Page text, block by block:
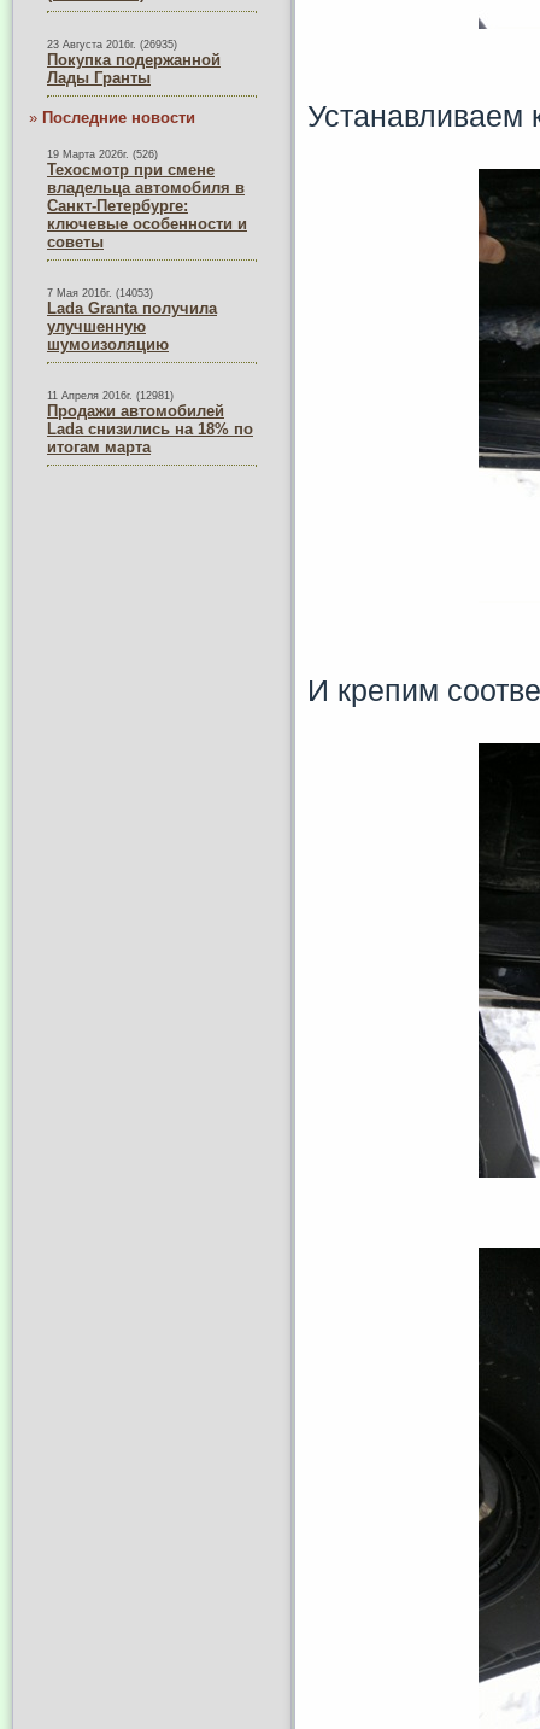
23 Августа 2016г. (26935)
Покупка подержанной
Лады Гранты
» Последние новости
19 Марта 2026г. (526)
Техосмотр при смене
владельца автомобиля в
Санкт-Петербурге:
ключевые особенности и
советы
7 Мая 2016г. (14053)
Lada Granta получила
улучшенную
шумоизоляцию
11 Апреля 2016г. (12981)
Продажи автомобилей
Lada снизились на 18% по
итогам марта
Устанавливаем
И крепим